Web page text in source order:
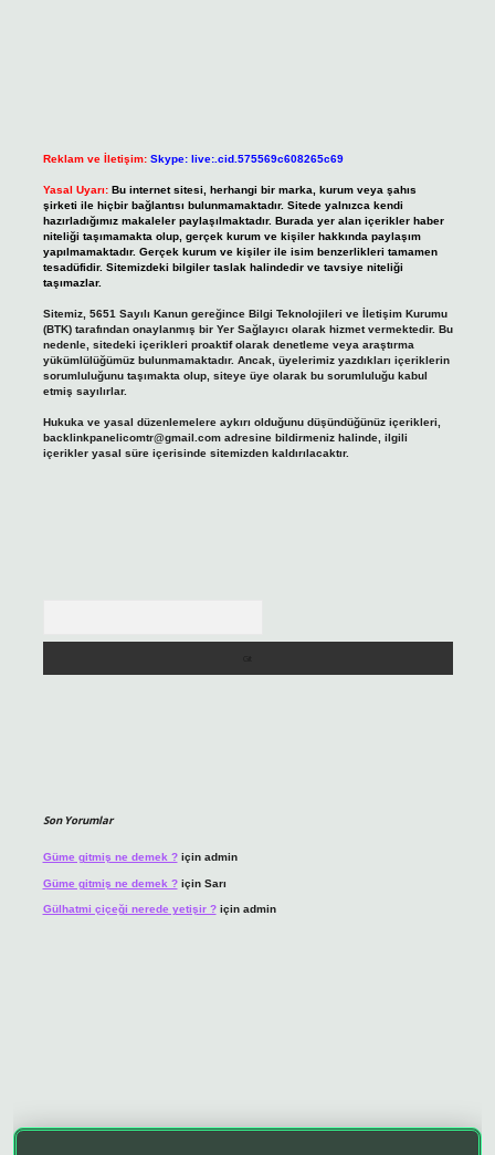
Reklam ve İletişim: Skype: live:.cid.575569c608265c69
Yasal Uyarı: Bu internet sitesi, herhangi bir marka, kurum veya şahıs
şirketi ile hiçbir bağlantısı bulunmamaktadır. Sitede yalnızca kendi
hazırladığımız makaleler paylaşılmaktadır. Burada yer alan içerikler haber
niteliği taşımamakta olup, gerçek kurum ve kişiler hakkında paylaşım
yapılmamaktadır. Gerçek kurum ve kişiler ile isim benzerlikleri tamamen
tesadüfidir. Sitemizdeki bilgiler taslak halindedir ve tavsiye niteliği
taşımazlar.
Sitemiz, 5651 Sayılı Kanun gereğince Bilgi Teknolojileri ve İletişim Kurumu
(BTK) tarafından onaylanmış bir Yer Sağlayıcı olarak hizmet vermektedir. Bu
nedenle, sitedeki içerikleri proaktif olarak denetleme veya araştırma
yükümlülüğümüz bulunmamaktadır. Ancak, üyelerimiz yazdıkları içeriklerin
sorumluluğunu taşımakta olup, siteye üye olarak bu sorumluluğu kabul
etmiş sayılırlar.
Hukuka ve yasal düzenlemelere aykırı olduğunu düşündüğünüz içerikleri,
backlinkpanelicomtr@gmail.comadresine bildirmeniz halinde, ilgili
içerikler yasal süre içerisinde sitemizden kaldırılacaktır.
Son Yorumlar
Güme gitmiş ne demek ?için admin
Güme gitmiş ne demek ?için Sarı
Gülhatmi çiçeği nerede yetişir ?için admin